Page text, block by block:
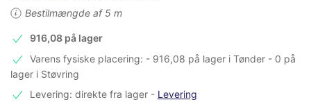
Bestilmængde af 5 m
916,08 på lager
Varens fysiske placering: - 916,08 på lager i Tønder - 0 på
lager i Støvring
Levering: direkte fra lager- Levering